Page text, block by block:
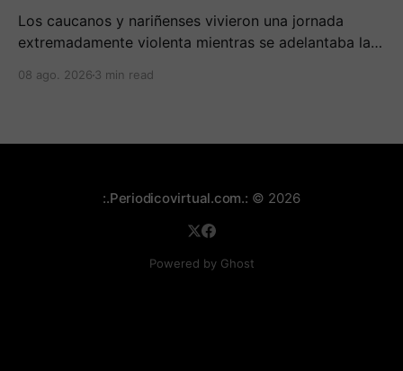
Los caucanos y nariñenses vivieron una jornada
extremadamente violenta mientras se adelantaba la
presidente de Colombia.
08 ago. 2026 3 min read
:.Periodicovirtual.com.: © 2026
Powered by Ghost